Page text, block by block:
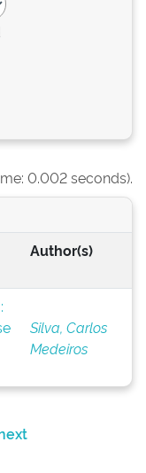
0.002 seconds).
Author(s)
Silva, Carlos
Medeiros